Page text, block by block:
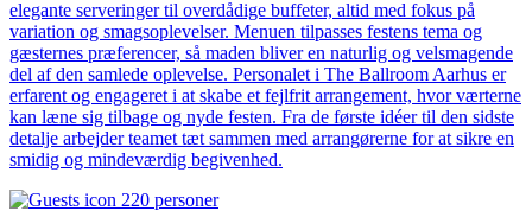
elegante serveringer til overdådige buffeter, altid med fokus på
variation og smagsoplevelser. Menuen tilpasses festens tema og
gæsternes præferencer, så maden bliver en naturlig og velsmagende
del af den samlede oplevelse. Personalet i The Ballroom Aarhus er
erfarent og engageret i at skabe et fejlfrit arrangement, hvor værterne
kan læne sig tilbage og nyde festen. Fra de første idéer til den sidste
detalje arbejder teamet tæt sammen med arrangørerne for at sikre en
smidig og mindeværdig begivenhed.
220 personer